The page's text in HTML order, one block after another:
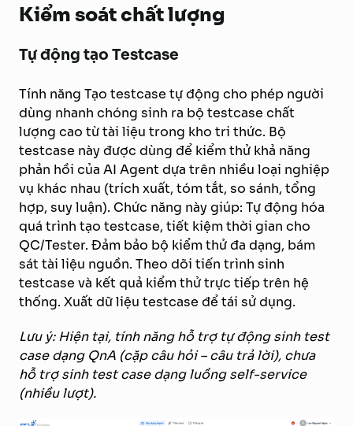
Kiểm soát chất lượng
Tự động tạo Testcase
Tính năng Tạo testcase tự động cho phép người
dùng nhanh chóng sinh ra bộ testcase chất
lượng cao từ tài liệu trong kho tri thức. Bộ
testcase này được dùng để kiểm thử khả năng
phản hồi của AI Agent dựa trên nhiều loại nghiệp
vụ khác nhau (trích xuất, tóm tắt, so sánh, tổng
hợp, suy luận). Chức năng này giúp: Tự động hóa
quá trình tạo testcase, tiết kiệm thời gian cho
QC/Tester. Đảm bảo bộ kiểm thử đa dạng, bám
sát tài liệu nguồn. Theo dõi tiến trình sinh
testcase và kết quả kiểm thử trực tiếp trên hệ
thống. Xuất dữ liệu testcase để tái sử dụng.
Lưu ý: Hiện tại, tính năng hỗ trợ tự động sinh test
case dạng QnA (cặp câu hỏi – câu trả lời), chưa
hỗ trợ sinh test case dạng luồng self-service
(nhiều lượt).